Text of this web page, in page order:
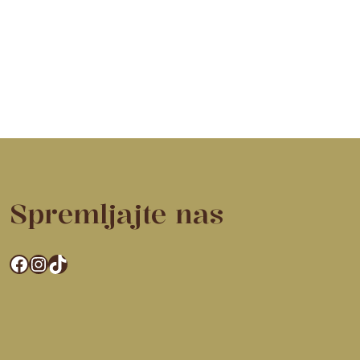
Spremljajte nas
Facebook
Instagram
TikTok